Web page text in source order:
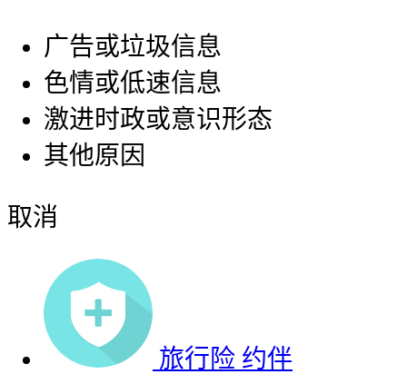
广告或垃圾信息
色情或低速信息
激进时政或意识形态
其他原因
取消
旅行险 约伴